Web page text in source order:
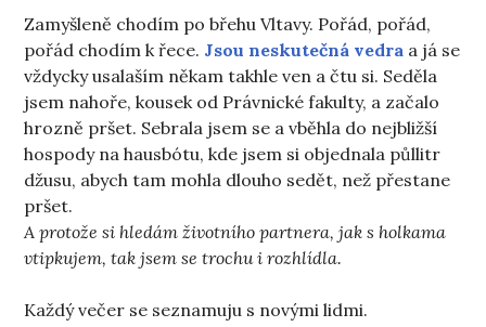
Zamyšleně chodím po břehu Vltavy. Pořád, pořád,
pořád chodím k řece. Jsou neskutečná vedra a já se
vždycky usalaším někam takhle ven a čtu si. Seděla
jsem nahoře, kousek od Právnické fakulty, a začalo
hrozně pršet. Sebrala jsem se a vběhla do nejbližší
hospody na hausbótu, kde jsem si objednala půllitr
džusu, abych tam mohla dlouho sedět, než přestane
pršet.
A protože si hledám životního partnera, jak s holkama
vtipkujem, tak jsem se trochu i rozhlídla.
Každý večer se seznamuju s novými lidmi.